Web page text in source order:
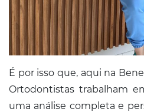
É por isso que, aqui na
Ortodontistas trabalham
uma análise completa e